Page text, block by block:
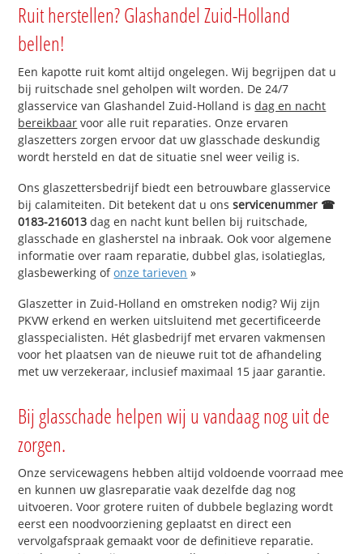
Ruit herstellen? Glashandel Zuid-Holland
bellen!
Een kapotte ruit komt altijd ongelegen. Wij begrijpen dat u
bij ruitschade snel geholpen wilt worden. De 24/7
glasservice van Glashandel Zuid-Holland isdag en nacht
bereikbaar voor alle ruit reparaties. Onze ervaren
glaszetters zorgen ervoor dat uw glasschade deskundig
wordt hersteld en dat de situatie snel weer veilig is.
Ons glaszettersbedrijf biedt een betrouwbare glasservice
bij calamiteiten. Dit betekent dat u onsservicenummer ☎
0183-216013 dag en nacht kunt bellen bij ruitschade,
glasschade en glasherstel na inbraak. Ook voor algemene
informatie over raam reparatie, dubbel glas, isolatieglas,
glasbewerking ofonze tarieven »
Glaszetter in Zuid-Holland en omstreken nodig? Wij zijn
PKVW erkend en werken uitsluitend met gecertificeerde
glasspecialisten. Hét glasbedrijf met ervaren vakmensen
voor het plaatsen van de nieuwe ruit tot de afhandeling
met uw verzekeraar, inclusief maximaal 15 jaar garantie.
Bij glasschade helpen wij u vandaag nog uit de
zorgen.
Onze servicewagens hebben altijd voldoende voorraad mee
en kunnen uw glasreparatie vaak dezelfde dag nog
uitvoeren. Voor grotere ruiten of dubbele beglazing wordt
eerst een noodvoorziening geplaatst en direct een
vervolgafspraak gemaakt voor de definitieve reparatie.